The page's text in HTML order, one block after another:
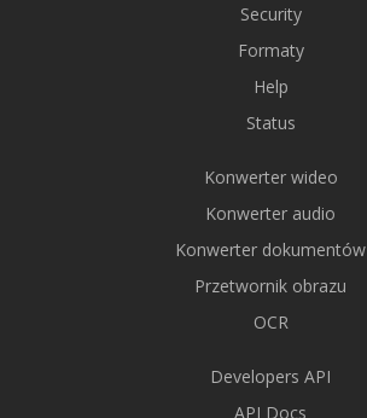
Security
Formaty
Help
Status
Konwerter wideo
Konwerter audio
Konwerter dokumentów
Przetwornik obrazu
OCR
Developers API
API Docs